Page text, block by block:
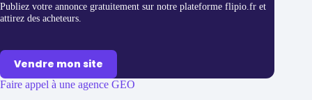
Publiez votre annonce gratuitement sur notre plateforme flipio.fr et
attirez des acheteurs.
Vendre mon site
Faire appel à une agence GEO